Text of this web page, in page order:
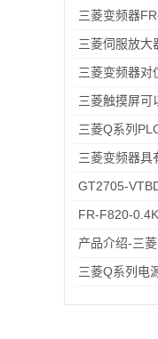
三菱伺服放大
三菱变频器对
三菱触摸屏可
三菱Q系列
三菱变频器具
三菱Q系列电